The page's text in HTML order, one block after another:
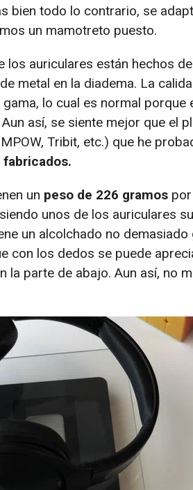
bien todo lo contrario, se
un mamotreto puesto.
auriculares están hechos
metal en la diadema. La
lo cual es normal porque
así, se siente mejor que el
Tribit, etc.) que he
un peso de 226 gramos
unos de los auriculares
un alcolchado no demasiado
con los dedos se puede
la parte de abajo. Aun así, no